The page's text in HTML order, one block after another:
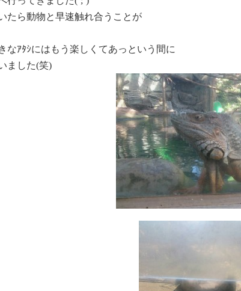
たら動物と早速触れ合うことが
なｱﾀｼにはもう楽しくてあっという間に
ました(笑)